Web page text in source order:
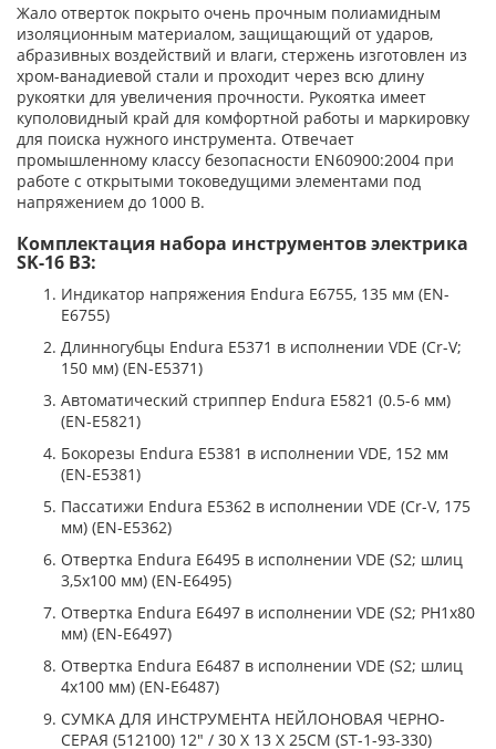
Жало отверток покрыто очень прочным полиамидным
изоляционным материалом, защищающий от ударов,
абразивных воздействий и влаги, стержень изготовлен из
хром-ванадиевой стали и проходит через всю длину
рукоятки для увеличения прочности. Рукоятка имеет
куполовидный край для комфортной работы и маркировку
для поиска нужного инструмента. Отвечает
промышленному классу безопасности EN60900:2004 при
работе с открытыми токоведущими элементами под
напряжением до 1000 В.
Комплектация набора инструментов электрика
SK-16 B3:
Индикатор напряжения Endura E6755, 135 мм (EN-
E6755)
Длинногубцы Endura E5371 в исполнении VDE (Cr-V;
150 мм) (EN-E5371)
Автоматический стриппер Endura E5821 (0.5-6 мм)
(EN-E5821)
Бокорезы Endura E5381 в исполнении VDE, 152 мм
(EN-E5381)
Пассатижи Endura E5362 в исполнении VDE (Cr-V, 175
мм) (EN-E5362)
Отвертка Endura E6495 в исполнении VDE (S2; шлиц
3,5x100 мм) (EN-E6495)
Отвертка Endura E6497 в исполнении VDE (S2; PH1х80
мм) (EN-E6497)
Отвертка Endura E6487 в исполнении VDE (S2; шлиц
4x100 мм) (EN-E6487)
СУМКА ДЛЯ ИНСТРУМЕНТА НЕЙЛОНОВАЯ ЧЕРНО-
СЕРАЯ (512100) 12" / 30 X 13 X 25CM (ST-1-93-330)